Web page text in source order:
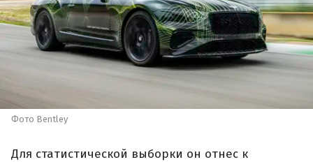
Фото Bentley
Для статистической выборки он отнес к